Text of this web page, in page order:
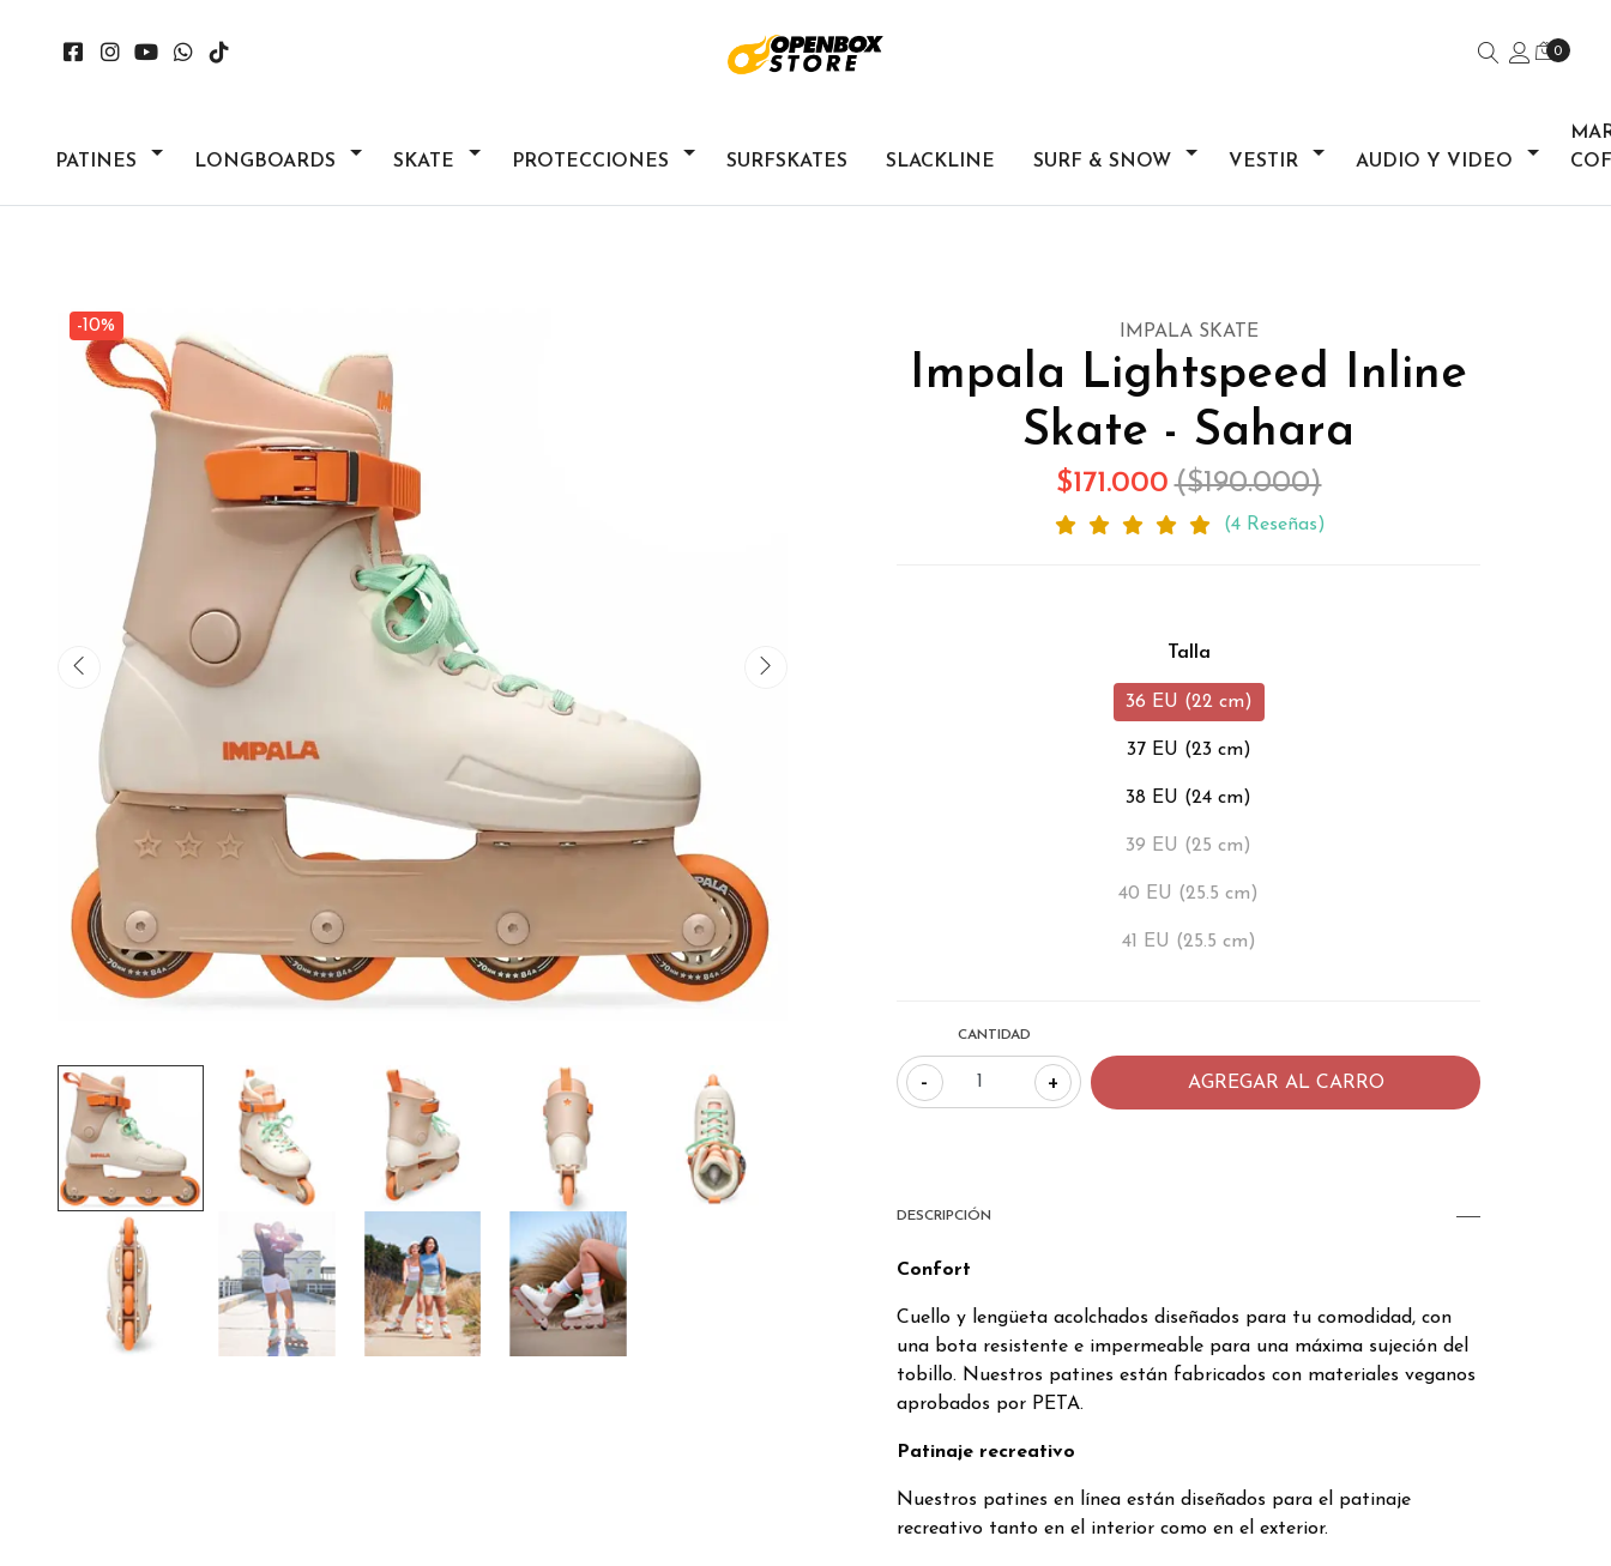
0
PATINES LONGBOARDS SKATE PROTECCIONES SURFSKATES SLACKLINE SURF & SNOW VESTIR AUDIO Y VIDEO
-10% IMPALA SKATE
Impala Lightspeed Inline
Skate - Sahara
$171.000 ($190.000)
(4 Reseñas)
Talla
36 EU (22 cm)
37 EU (23 cm)
38 EU (24 cm)
39 EU (25 cm)
40 EU (25.5 cm)
41 EU (25.5 cm)
CANTIDAD
- +
DESCRIPCIÓN
Confort
Cuello y lengüeta acolchados diseñados para tu comodidad, con
una bota resistente e impermeable para una máxima sujeción del
tobillo. Nuestros patines están fabricados con materiales veganos
aprobados por PETA.
Patinaje recreativo
Nuestros patines en línea están diseñados para el patinaje
recreativo tanto en el interior como en el exterior.